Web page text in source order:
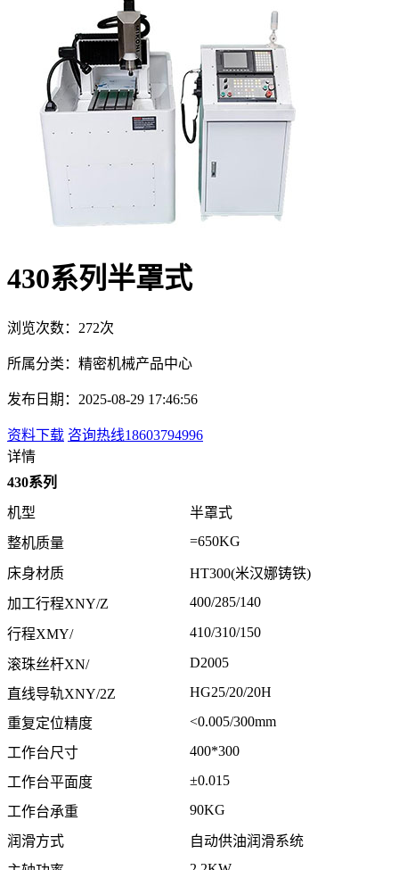
430系列半罩式
浏览次数：272次
所属分类：精密机械产品中心
发布日期：2025-08-29 17:46:56
资料下载 咨询热线18603794996
详情
430系列
机型
半罩式
整机质量
=650KG
床身材质
HT300(米汉娜铸铁)
加工行程XNY/Z
400/285/140
行程XMY/ 410/310/150
滚珠丝杆XN/ D2005
直线导轨XNY/2Z HG25/20/20H
重复定位精度 <0.005/300mm
工作台尺寸 400*300
工作台平面度 ±0.015
工作台承重 90KG
润滑方式
自动供油润滑系统